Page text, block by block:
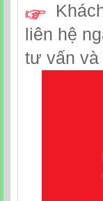
liên hệ
tư vấn và